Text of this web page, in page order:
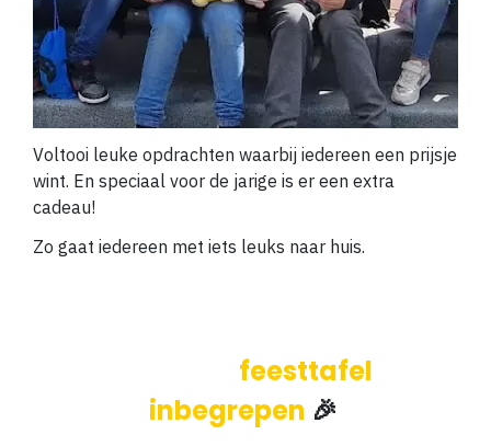
Voltooi leuke opdrachten waarbij iedereen een prijsje
wint. En speciaal voor de jarige is er een extra
cadeau!
Zo gaat iedereen met iets leuks naar huis.
feesttafel
inbegrepen 🎉